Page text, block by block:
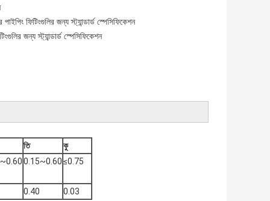
ফিটিংগুলির জন্য স্ট্যান্ডার্ড স্পেসিফিকেশন
জন্য স্ট্যান্ডার্ড স্পেসিফিকেশন
তি
কু
0.15~0.60≤0.75
0.40 0.03